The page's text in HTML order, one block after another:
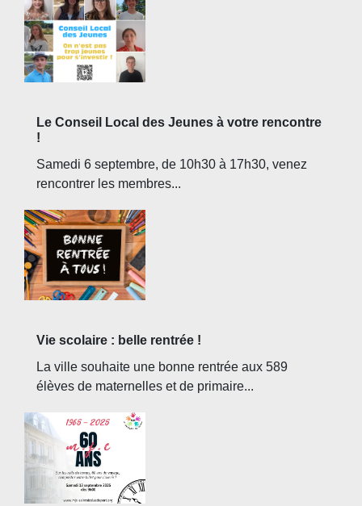
Le Conseil Local des Jeunes à votre rencontre
!
Samedi 6 septembre, de 10h30 à 17h30, venez
rencontrer les membres...
Vie scolaire : belle rentrée !
La ville souhaite une bonne rentrée aux 589
élèves de maternelles et de primaire...